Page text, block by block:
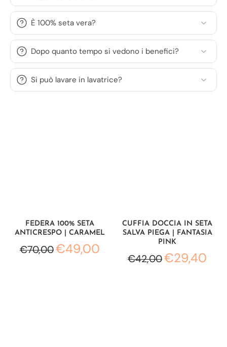
È 100% seta vera?
Dopo quanto tempo si vedono i benefici?
Si può lavare in lavatrice?
FEDERA 100% SETA
ANTICRESPO | CARAMEL
€70,00€49,00
CUFFIA DOCCIA IN SETA
SALVA PIEGA | FANTASIA
PINK
€42,00€29,40